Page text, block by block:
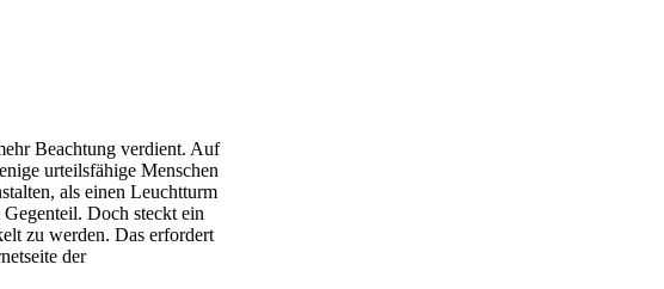
Beachtung verdient. Auf
urteilsfähige Menschen
als einen Leuchtturm
Doch steckt ein
zu werden. Das erfordert
der